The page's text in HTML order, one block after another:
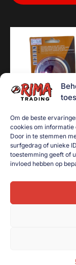
Om de beste
cookies om informatie
Door in te stemmen
surfgedrag of unieke
toestemming geeft of
invloed hebben op
Breedtelamp /
Zijlamp rond 2
verchroomde ring